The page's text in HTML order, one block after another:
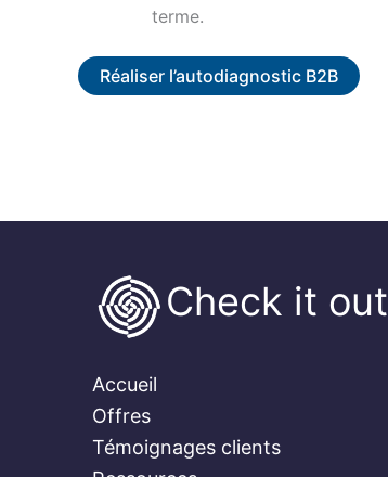
terme.
Réaliser l’autodiagnostic B2B
Check it out
Accueil
Offres
Témoignages clients